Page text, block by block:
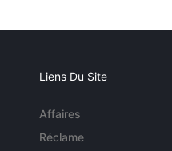
Liens Du Site
Affaires
Réclame